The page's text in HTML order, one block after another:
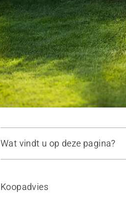
Wat vindt u op deze pagina?
Gids
Koopadvies